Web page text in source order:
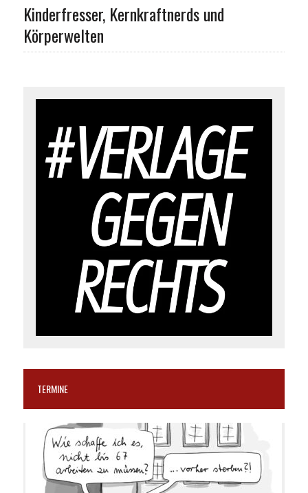
Kinderfresser, Kernkraftnerds und
Körperwelten
TERMINE